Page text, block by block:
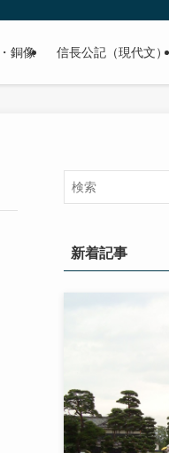
銅像 信長公記（現代文）
新着記事